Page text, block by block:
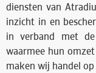
diensten van
inzicht in en
in verband met
waarmee hun
maken wij handel